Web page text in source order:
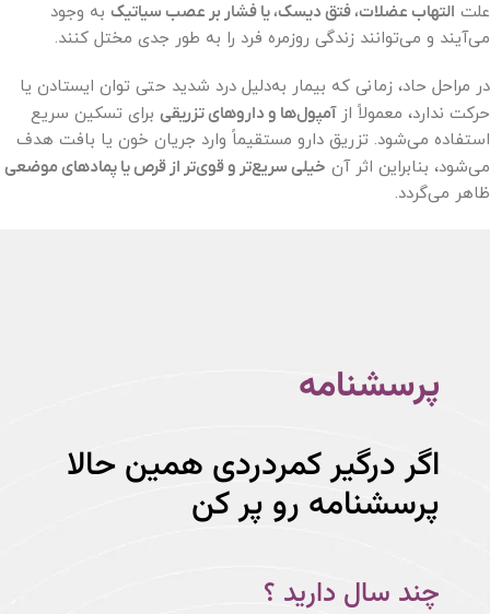
علت التهاب عضلات، فتق دیسک، یا فشار بر عصب سیاتیک به وجود
می‌آیند و می‌توانند زندگی روزمره فرد را به طور جدی مختل کنند.
در مراحل حاد، زمانی که بیمار به‌دلیل درد شدید حتی توان ایستادن یا
حرکت ندارد، معمولاً ازآمپول‌ها و داروهای تزریقی برای تسکین سریع
استفاده می‌شود. تزریق دارو مستقیماً وارد جریان خون یا بافت هدف
می‌شود، بنابراین اثر آن خیلی سریع‌تر و قوی‌تر از قرص یا پمادهای موضعی
ظاهر می‌گردد.